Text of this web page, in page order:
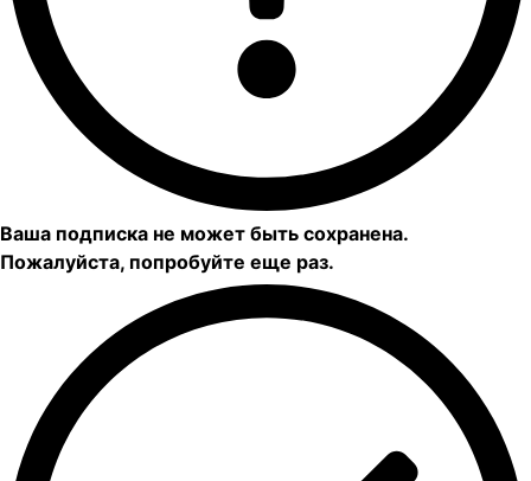
Ваша подписка не может быть сохранена.
Пожалуйста, попробуйте еще раз.